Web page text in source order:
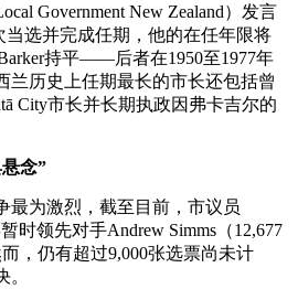
Government New Zealand）发言
当选并完成任期，他的在任年限将
持平——后者在1950至1977年
兰历史上任期最长的市长还包括曾
City市长并长期执政因弗卡吉尔的
念”
最为激烈，截至目前，市议员
时领先对手Andrew Simms（12,677
，仍有超过9,000张选票尚未计